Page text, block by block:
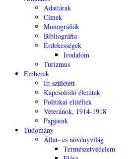
Adattárak
Címek
Monográfiák
Bibliográfia
Érdekességek
Irodalom
Turizmus
Emberek
Itt született
Kapcsolódó életútak
Politikai elítéltek
Veteránok, 1914-1918
Papjaink
Tudomány
Állat- és növényvilág
Természetvédelem